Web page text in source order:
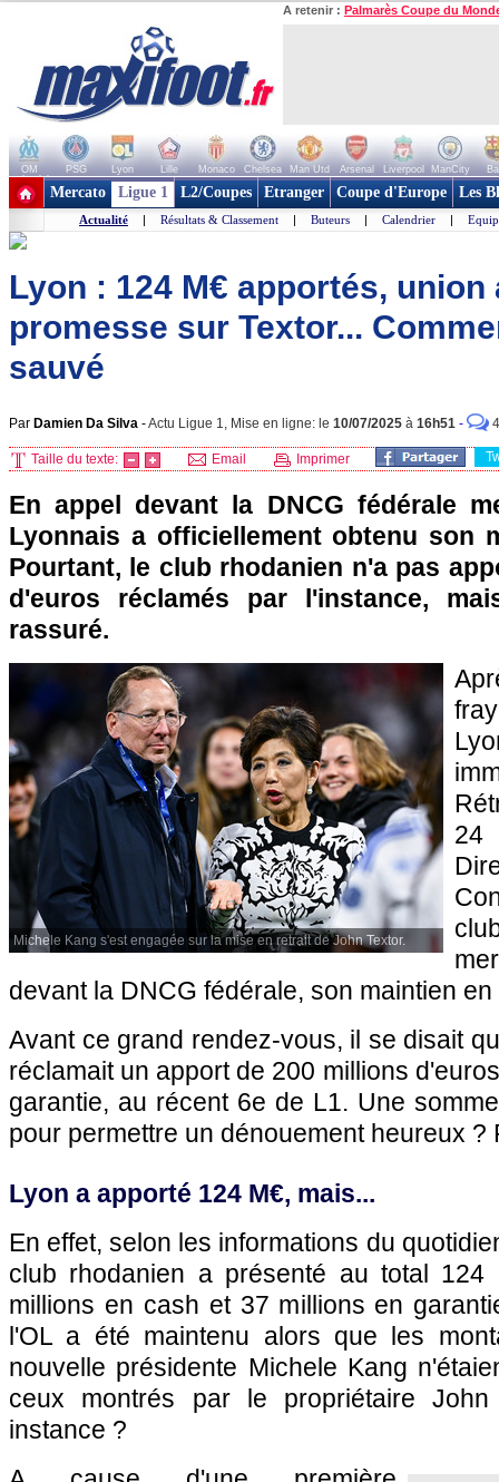
A retenir : Palmarès Coupe du
OM PSG Lyon Lille Monaco Chelsea Man Utd Arsenal Liverpool ManCity
+ de clubs
Mercato Ligue 1 L2/Coupes Etranger Coupe d'Europe Les
Actualité | Résultats & Classement | Buteurs | Calendrier |
Lyon : 124 M€ apportés, union
promesse sur Textor...
sauvé
Par Damien Da Silva -Actu Ligue 1, Mise en ligne: le 10/07/2025 à 16h51 -
Taille du texte: Email Imprimer
En appel devant la DNCG fédérale
Lyonnais a officiellement obtenu son
Pourtant, le club rhodanien n'a pas
d'euros réclamés par l'instance,
rassuré.
Michele Kang s'est engagée sur la mise en retrait de John Textor.
24
devant la DNCG fédérale, son maintien
Avant ce grand rendez-vous, il se disait
réclamait un apport de 200 millions
garantie, au récent 6e de L1. Une
pour permettre un dénouement heureux ?
Lyon a apporté 124 M€, mais...
En effet, selon les informations du
club rhodanien a présenté au total 124
millions en cash et 37 millions en
l'OL a été maintenu alors que les
nouvelle présidente Michele Kang
ceux montrés par le propriétaire
instance ?